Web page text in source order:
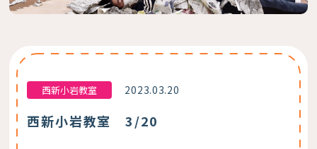
西新小岩教室 2023.03.20
西新小岩教室 3/20